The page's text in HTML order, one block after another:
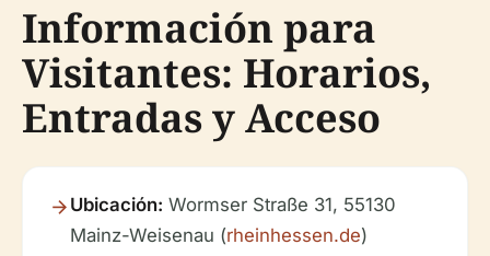
Información para
Visitantes: Horarios,
Entradas y Acceso
Ubicación: Wormser Straße 31, 55130
Mainz-Weisenau (rheinhessen.de)